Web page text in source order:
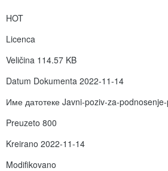
HOT
Licenca
Veličina 114.57 KB
Datum Dokumenta 2022-11-14
Име датотеке Javni-poziv-za-
Preuzeto 800
Kreirano 2022-11-14
Modifikovano